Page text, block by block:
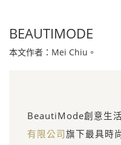
BEAUTIMODE
本文作者：Mei Chiu。
BeautiMode創意生
有限公司旗下最具時